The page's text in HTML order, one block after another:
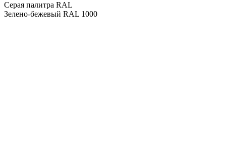
Серая палитра RAL
Зелено-бежевый RAL 1000